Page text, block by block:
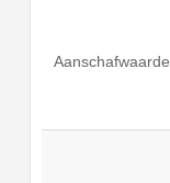
Aanschafwaarde